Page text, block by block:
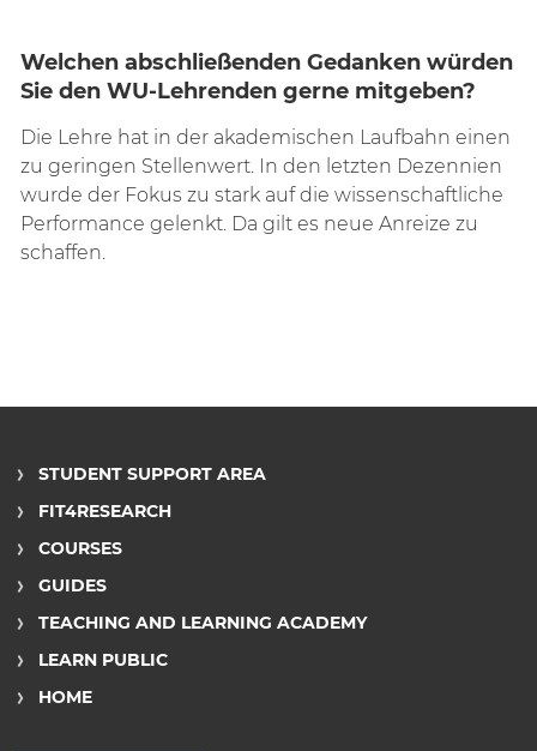
Welchen abschließenden Gedanken würden
Sie den WU-Lehrenden gerne mitgeben?
Die Lehre hat in der akademischen Laufbahn einen
zu geringen Stellenwert. In den letzten Dezennien
wurde der Fokus zu stark auf die wissenschaftliche
Performance gelenkt. Da gilt es neue Anreize zu
schaffen.
STUDENT SUPPORT AREA
FIT4RESEARCH
COURSES
GUIDES
TEACHING AND LEARNING ACADEMY
LEARN PUBLIC
HOME